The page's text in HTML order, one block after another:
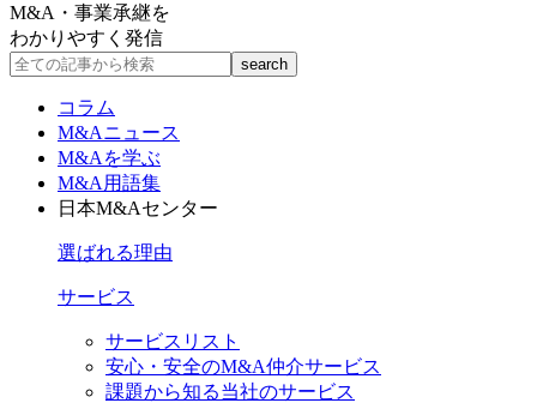
M&A・事業承継を
わかりやすく発信
コラム
M&Aニュース
M&Aを学ぶ
M&A用語集
日本M&Aセンター
選ばれる理由
サービス
サービスリスト
安心・安全のM&A仲介サービス
課題から知る当社のサービス